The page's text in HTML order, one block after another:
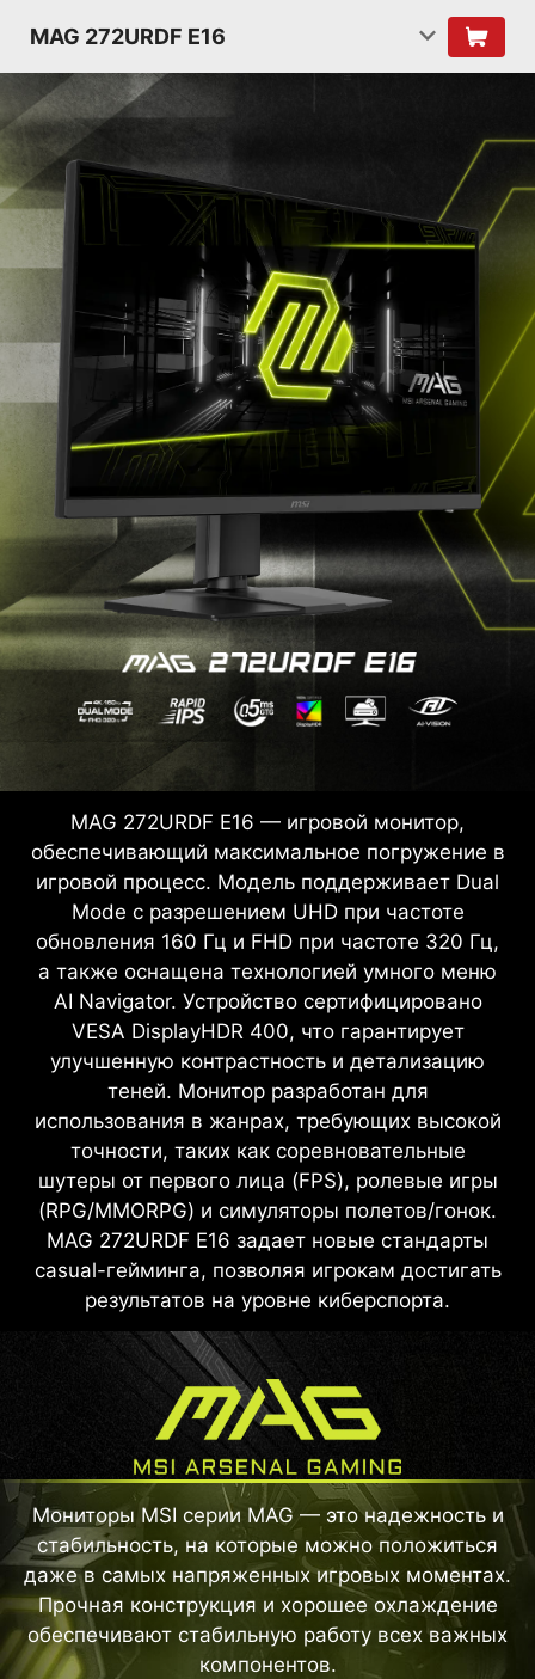
MAG 272URDF E16
MAG 272URDF E16 — игровой монитор,
обеспечивающий максимальное погружение в
игровой процесс. Модель поддерживает Dual
Mode с разрешением UHD при частоте
обновления 160 Гц и FHD при частоте 320 Гц,
а также оснащена технологией умного меню
AI Navigator. Устройство сертифицировано
VESA DisplayHDR 400, что гарантирует
улучшенную контрастность и детализацию
теней. Монитор разработан для
использования в жанрах, требующих высокой
точности, таких как соревновательные
шутеры от первого лица (FPS), ролевые игры
(RPG/MMORPG) и симуляторы полетов/гонок.
MAG 272URDF E16 задает новые стандарты
casual-гейминга, позволяя игрокам достигать
результатов на уровне киберспорта.
Мониторы MSI серии MAG — это надежность и
стабильность, на которые можно положиться
даже в самых напряженных игровых моментах.
Прочная конструкция и хорошее охлаждение
обеспечивают стабильную работу всех важных
компонентов.